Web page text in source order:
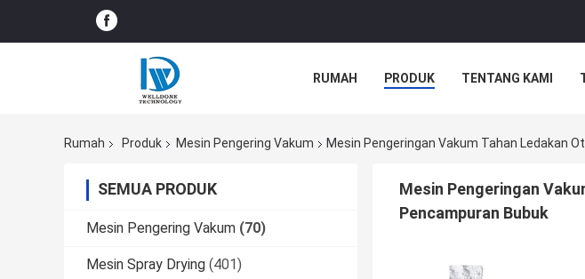
RUMAH PRODUK TENTANG KAMI
Rumah
Produk Mesin Pengering Vakum Mesin Pengeringan Vakum Tahan Ledakan
SEMUA PRODUK
Mesin Pengering Vakum (70)
Mesin Spray Drying (401)
Mesin Pengeringan
Pencampuran Bubuk